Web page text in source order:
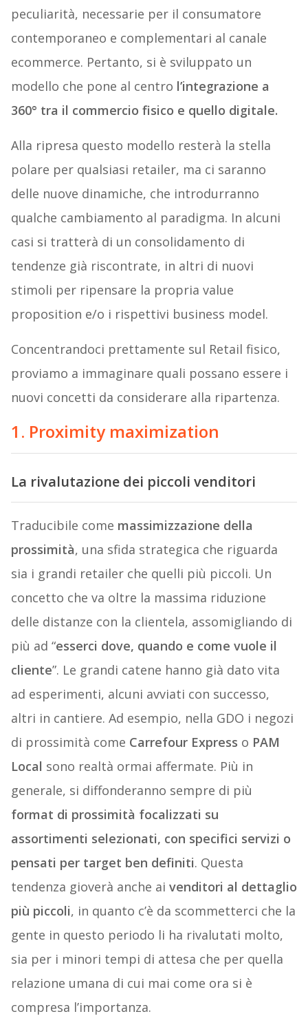
peculiarità, necessarie per il consumatore
contemporaneo e complementari al canale
ecommerce. Pertanto, si è sviluppato un
modello che pone al centro l’integrazione a
360° tra il commercio fisico e quello digitale.
Alla ripresa questo modello resterà la stella
polare per qualsiasi retailer, ma ci saranno
delle nuove dinamiche, che introdurranno
qualche cambiamento al paradigma. In alcuni
casi si tratterà di un consolidamento di
tendenze già riscontrate, in altri di nuovi
stimoli per ripensare la propria value
proposition e/o i rispettivi business model.
Concentrandoci prettamente sul Retail fisico,
proviamo a immaginare quali possano essere i
nuovi concetti da considerare alla ripartenza.
1. Proximity maximization
La rivalutazione dei piccoli venditori
Traducibile come massimizzazione della
prossimità, una sfida strategica che riguarda
sia i grandi retailer che quelli più piccoli. Un
concetto che va oltre la massima riduzione
delle distanze con la clientela, assomigliando di
più ad “esserci dove, quando e come vuole il
cliente”. Le grandi catene hanno già dato vita
ad esperimenti, alcuni avviati con successo,
altri in cantiere. Ad esempio, nella GDO i negozi
di prossimità come Carrefour Express o PAM
Local sono realtà ormai affermate. Più in
generale, si diffonderanno sempre di più
format di prossimità focalizzati su
assortimenti selezionati, con specifici servizi o
pensati per target ben definiti. Questa
tendenza gioverà anche ai venditori al dettaglio
più piccoli, in quanto c’è da scommetterci che la
gente in questo periodo li ha rivalutati molto,
sia per i minori tempi di attesa che per quella
relazione umana di cui mai come ora si è
compresa l’importanza.